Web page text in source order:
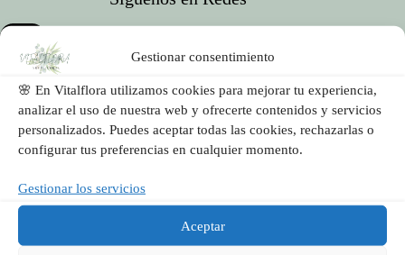
Gestionar consentimiento
🌸 En Vitalflora utilizamos cookies para mejorar tu experiencia,
analizar el uso de nuestra web y ofrecerte contenidos y servicios
personalizados. Puedes aceptar todas las cookies, rechazarlas o
configurar tus preferencias en cualquier momento.
Gestionar los servicios
Aceptar
en ramos únicos, jarrones decorativos y arreglos para eventos.